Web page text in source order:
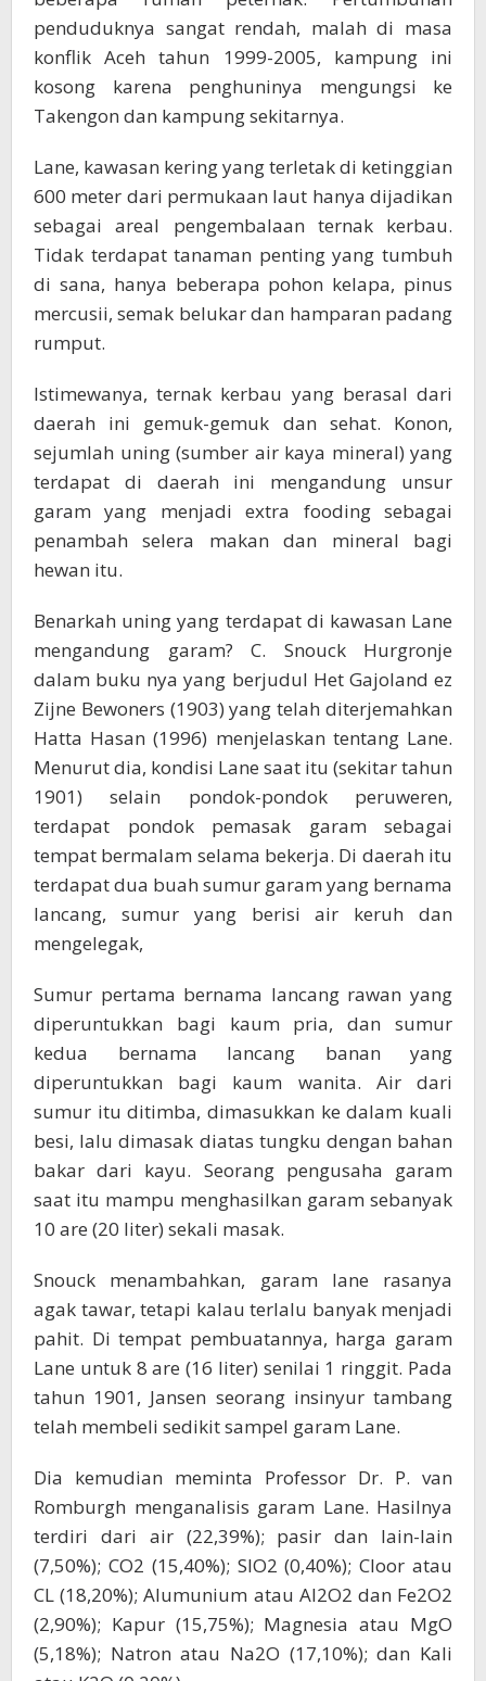
penduduknya sangat rendah, malah di masa
konflik Aceh tahun 1999-2005, kampung ini
kosong karena penghuninya mengungsi ke
Takengon dan kampung sekitarnya.
Lane, kawasan kering yang terletak di ketinggian
600 meter dari permukaan laut hanya dijadikan
sebagai areal pengembalaan ternak kerbau.
Tidak terdapat tanaman penting yang tumbuh
di sana, hanya beberapa pohon kelapa, pinus
mercusii, semak belukar dan hamparan padang
rumput.
Istimewanya, ternak kerbau yang berasal dari
daerah ini gemuk-gemuk dan sehat. Konon,
sejumlah uning (sumber air kaya mineral) yang
terdapat di daerah ini mengandung unsur
garam yang menjadi extra fooding sebagai
penambah selera makan dan mineral bagi
hewan itu.
Benarkah uning yang terdapat di kawasan Lane
mengandung garam? C. Snouck Hurgronje
dalam buku nya yang berjudul Het Gajoland ez
Zijne Bewoners (1903) yang telah diterjemahkan
Hatta Hasan (1996) menjelaskan tentang Lane.
Menurut dia, kondisi Lane saat itu (sekitar tahun
1901) selain pondok-pondok peruweren,
terdapat pondok pemasak garam sebagai
tempat bermalam selama bekerja. Di daerah itu
terdapat dua buah sumur garam yang bernama
lancang, sumur yang berisi air keruh dan
mengelegak,
Sumur pertama bernama lancang rawan yang
diperuntukkan bagi kaum pria, dan sumur
kedua bernama lancang banan yang
diperuntukkan bagi kaum wanita. Air dari
sumur itu ditimba, dimasukkan ke dalam kuali
besi, lalu dimasak diatas tungku dengan bahan
bakar dari kayu. Seorang pengusaha garam
saat itu mampu menghasilkan garam sebanyak
10 are (20 liter) sekali masak.
Snouck menambahkan, garam lane rasanya
agak tawar, tetapi kalau terlalu banyak menjadi
pahit. Di tempat pembuatannya, harga garam
Lane untuk 8 are (16 liter) senilai 1 ringgit. Pada
tahun 1901, Jansen seorang insinyur tambang
telah membeli sedikit sampel garam Lane.
Dia kemudian meminta Professor Dr. P. van
Romburgh menganalisis garam Lane. Hasilnya
terdiri dari air (22,39%); pasir dan lain-lain
(7,50%); CO2 (15,40%); SIO2 (0,40%); Cloor atau
CL (18,20%); Alumunium atau Al2O2 dan Fe2O2
(2,90%); Kapur (15,75%); Magnesia atau MgO
(5,18%); Natron atau Na2O (17,10%); dan Kali